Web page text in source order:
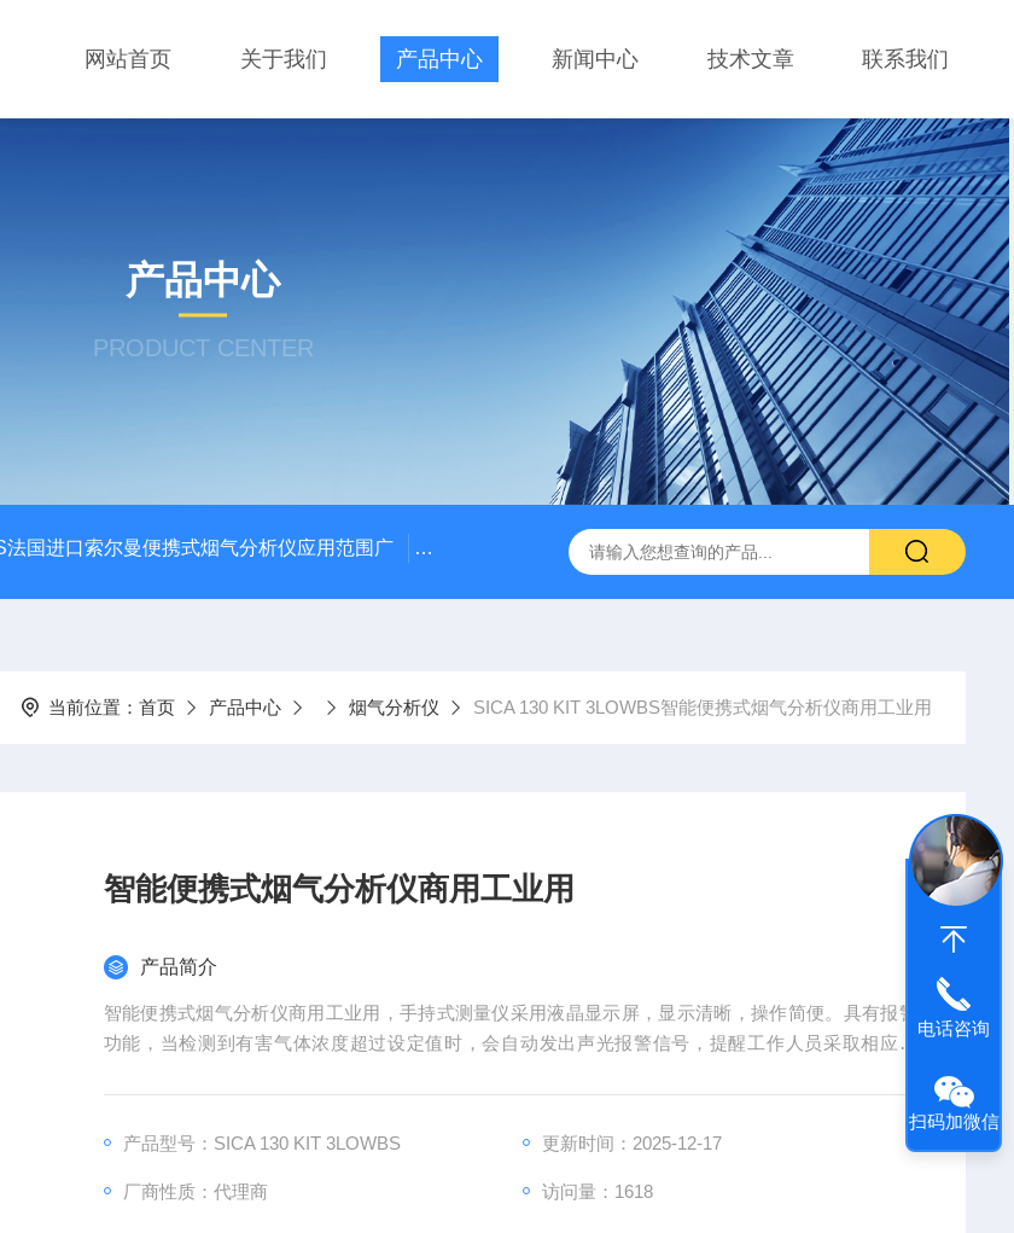
网站首页 关于我们 产品中心 新闻中心 技术文章 联系我们
产品中心
PRODUCT CENTER
法国进口索尔曼便携式烟气分析仪应用范围广 氮气烟气分析仪 烟尘烟气分析仪 便携式高精准法国进口品牌
当前位置： 首页 产品中心 烟气分析仪 SICA 130 KIT 3LOWBS智能便携式烟气分析仪商用工业用
智能便携式烟气分析仪商用工业用
产品简介
智能便携式烟气分析仪商用工业用，手持式测量仪采用液晶显示屏，显示清晰，操作简便。具有报警
功能，当检测到有害气体浓度超过设定值时，会自动发出声光报警信号，提醒工作人员采取相应措
护设备的理想工具。
产品型号：SICA 130 KIT 3LOWBS 更新时间：2025-12-17
厂商性质：代理商 访问量：1618
电话咨询
扫码加微信